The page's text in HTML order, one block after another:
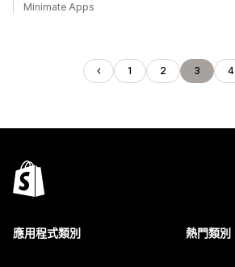
Minimate Apps
1 2 3 4
應用程式類別 熱門類別